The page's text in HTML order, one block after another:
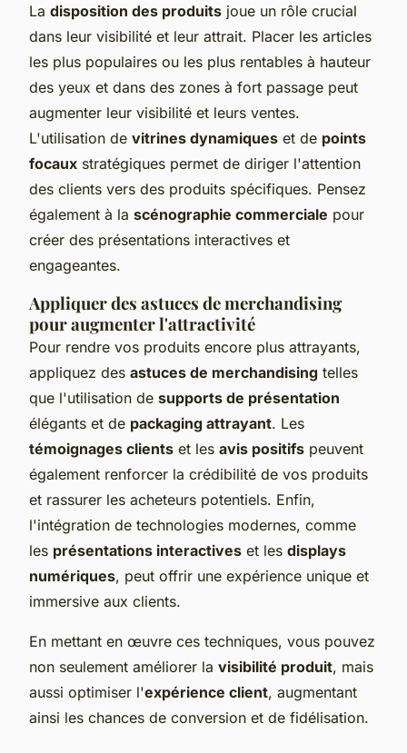
La disposition des produits joue un rôle crucial
dans leur visibilité et leur attrait. Placer les articles
les plus populaires ou les plus rentables à hauteur
des yeux et dans des zones à fort passage peut
augmenter leur visibilité et leurs ventes.
L'utilisation de vitrines dynamiques et de points
focaux stratégiques permet de diriger l'attention
des clients vers des produits spécifiques. Pensez
également à la scénographie commerciale pour
créer des présentations interactives et
engageantes.
Appliquer des astuces de merchandising
pour augmenter l'attractivité
Pour rendre vos produits encore plus attrayants,
appliquez des astuces de merchandising telles
que l'utilisation de supports de présentation
élégants et de packaging attrayant. Les
témoignages clients et les avis positifs peuvent
également renforcer la crédibilité de vos produits
et rassurer les acheteurs potentiels. Enfin,
l'intégration de technologies modernes, comme
les présentations interactives et les displays
numériques, peut offrir une expérience unique et
immersive aux clients.
En mettant en œuvre ces techniques, vous pouvez
non seulement améliorer la visibilité produit, mais
aussi optimiser l'expérience client, augmentant
ainsi les chances de conversion et de fidélisation.